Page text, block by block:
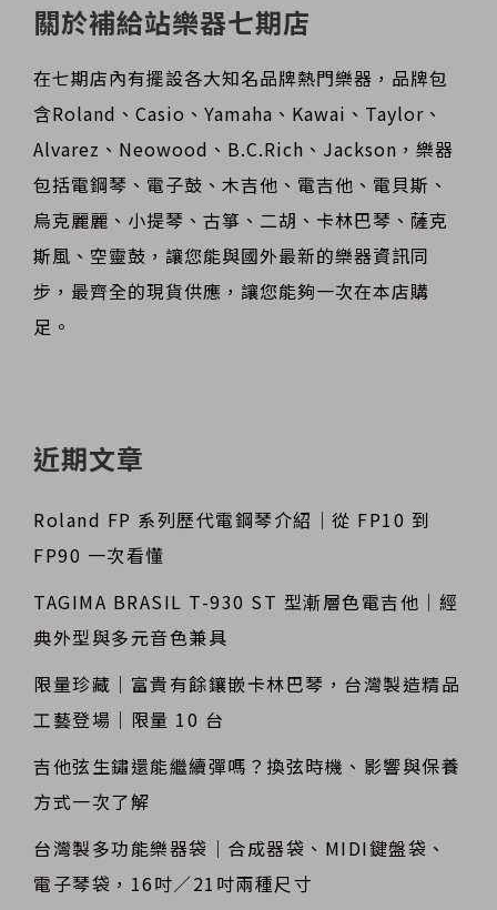
關於補給站樂器七期店
在七期店內有擺設各大知名品牌熱門樂器，品牌包
含Roland、Casio、Yamaha、Kawai、Taylor、
Alvarez、Neowood、B.C.Rich、Jackson，樂器
包括電鋼琴、電子鼓、木吉他、電吉他、電貝斯、
烏克麗麗、小提琴、古箏、二胡、卡林巴琴、薩克
斯風、空靈鼓，讓您能與國外最新的樂器資訊同
步，最齊全的現貨供應，讓您能夠一次在本店購
足。
近期文章
Roland FP 系列歷代電鋼琴介紹｜從 FP10 到
FP90 一次看懂
TAGIMA BRASIL T-930 ST 型漸層色電吉他｜經
典外型與多元音色兼具
限量珍藏｜富貴有餘鑲嵌卡林巴琴，台灣製造精品
工藝登場｜限量 10 台
吉他弦生鏽還能繼續彈嗎？換弦時機、影響與保養
方式一次了解
台灣製多功能樂器袋｜合成器袋、MIDI鍵盤袋、
電子琴袋，16吋／21吋兩種尺寸